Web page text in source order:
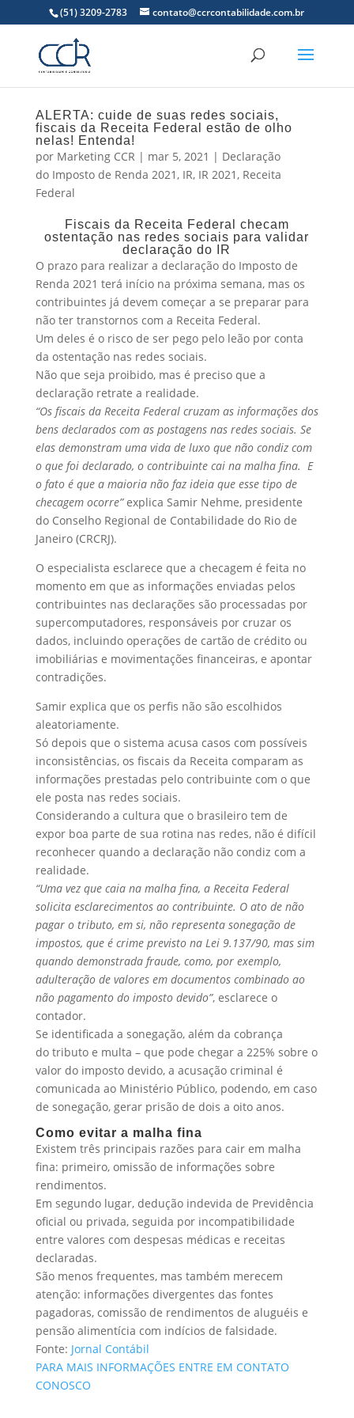
(51) 3209-2783 contato@ccrcontabilidade.com.br
ALERTA: cuide de suas redes sociais,
fiscais da Receita Federal estão de olho
nelas! Entenda!
por Marketing CCR | mar 5, 2021 | Declaração
do Imposto de Renda 2021, IR, IR 2021, Receita
Federal
Fiscais da Receita Federal checam
ostentação nas redes sociais para validar
declaração do IR
O prazo para realizar a declaração do Imposto de
Renda 2021 terá início na próxima semana, mas os
contribuintes já devem começar a se preparar para
não ter transtornos com a Receita Federal.
Um deles é o risco de ser pego pelo leão por conta
da ostentação nas redes sociais.
Não que seja proibido, mas é preciso que a
declaração retrate a realidade.
“Os fiscais da Receita Federal cruzam as informações dos
bens declarados com as postagens nas redes sociais. Se
elas demonstram uma vida de luxo que não condiz com
o que foi declarado, o contribuinte cai na malha fina. E
o fato é que a maioria não faz ideia que esse tipo de
checagem ocorre”explica Samir Nehme, presidente
do Conselho Regional de Contabilidade do Rio de
Janeiro (CRCRJ).
O especialista esclarece que a checagem é feita no
momento em que as informações enviadas pelos
contribuintes nas declarações são processadas por
supercomputadores, responsáveis por cruzar os
dados, incluindo operações de cartão de crédito ou
imobiliárias e movimentações financeiras, e apontar
contradições.
Samir explica que os perfis não são escolhidos
aleatoriamente.
Só depois que o sistema acusa casos com possíveis
inconsistências, os fiscais da Receita comparam as
informações prestadas pelo contribuinte com o que
ele posta nas redes sociais.
Considerando a cultura que o brasileiro tem de
expor boa parte de sua rotina nas redes, não é difícil
reconhecer quando a declaração não condiz com a
realidade.
“Uma vez que caia na malha fina, a Receita Federal
solicita esclarecimentos ao contribuinte. O ato de não
pagar o tributo, em si, não representa sonegação de
impostos, que é crime previsto na Lei 9.137/90, mas sim
quando demonstrada fraude, como, por exemplo,
adulteração de valores em documentos combinado ao
não pagamento do imposto devido”, esclarece o
contador.
Se identificada a sonegação, além da cobrança
do tributo e multa – que pode chegar a 225% sobre o
valor do imposto devido, a acusação criminal é
comunicada ao Ministério Público, podendo, em caso
de sonegação, gerar prisão de dois a oito anos.
Como evitar a malha fina
Existem três principais razões para cair em malha
fina: primeiro, omissão de informações sobre
rendimentos.
Em segundo lugar, dedução indevida de Previdência
oficial ou privada, seguida por incompatibilidade
entre valores com despesas médicas e receitas
declaradas.
São menos frequentes, mas também merecem
atenção: informações divergentes das fontes
pagadoras, comissão de rendimentos de aluguéis e
pensão alimentícia com indícios de falsidade.
Fonte: Jornal Contábil
PARA MAIS INFORMAÇÕES ENTRE EM CONTATO
CONOSCO